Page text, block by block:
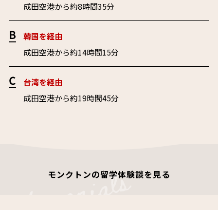
成田空港から約8時間35分
韓国を経由
成田空港から約14時間15分
台湾を経由
成田空港から約19時間45分
モンクトンの留学体験談を見る